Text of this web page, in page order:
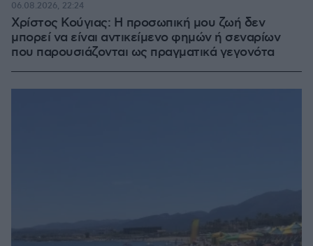
Χρίστος Κούγιας: Η προσωπική μου ζωή δεν
μπορεί να είναι αντικείμενο φημών ή σεναρίων
που παρουσιάζονται ως πραγματικά γεγονότα
06.08.2026, 22:24